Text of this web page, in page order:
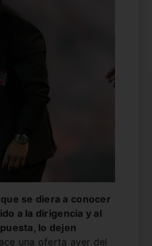
se diera a conocer
a la dirigencia y al
lo dejen
una oferta ayer del